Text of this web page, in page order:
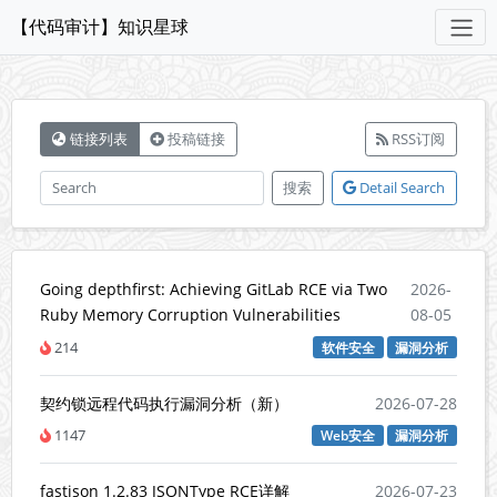
【代码审计】知识星球
链接列表 投稿链接 RSS订阅
搜索 Detail Search
Going depthfirst: Achieving GitLab RCE via Two
Ruby Memory Corruption Vulnerabilities
2026-
08-05
214 软件安全 漏洞分析
契约锁远程代码执行漏洞分析（新） 2026-07-28
1147 Web安全 漏洞分析
fastjson 1.2.83 JSONType RCE详解 2026-07-23